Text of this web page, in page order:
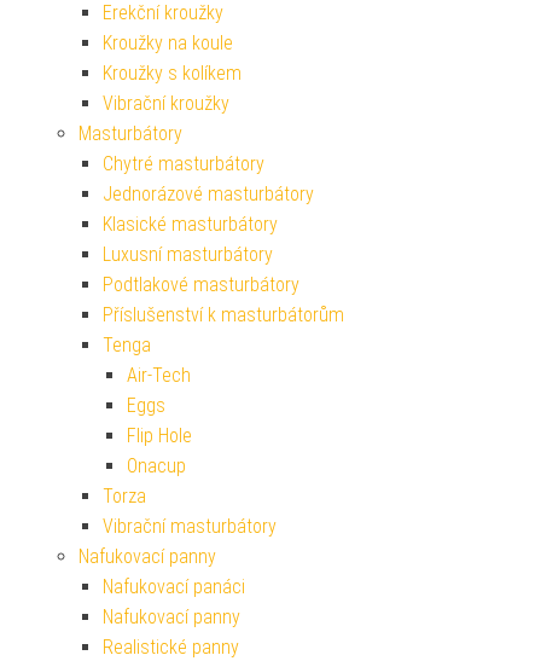
Erekční kroužky
Kroužky na koule
Kroužky s kolíkem
Vibrační kroužky
Masturbátory
Chytré masturbátory
Jednorázové masturbátory
Klasické masturbátory
Luxusní masturbátory
Podtlakové masturbátory
Příslušenství k masturbátorům
Tenga
Air-Tech
Eggs
Flip Hole
Onacup
Torza
Vibrační masturbátory
Nafukovací panny
Nafukovací panáci
Nafukovací panny
Realistické panny